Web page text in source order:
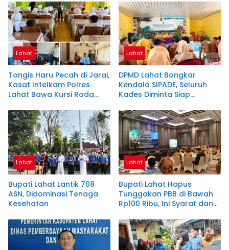
Lahat
Tangis Haru Pecah di Jarai,
Kasat Intelkam Polres
Lahat Bawa Kursi Roda
Lahat
DPMD Lahat Bongkar
Kendala SIPADE, Seluruh
Kades Diminta Siap
Lahat
Bupati Lahat Lantik 708
ASN, Didominasi Tenaga
Kesehatan
Lahat
Bupati Lahat Hapus
Tunggakan PBB di Bawah
Rp100 Ribu, Ini Syarat dan